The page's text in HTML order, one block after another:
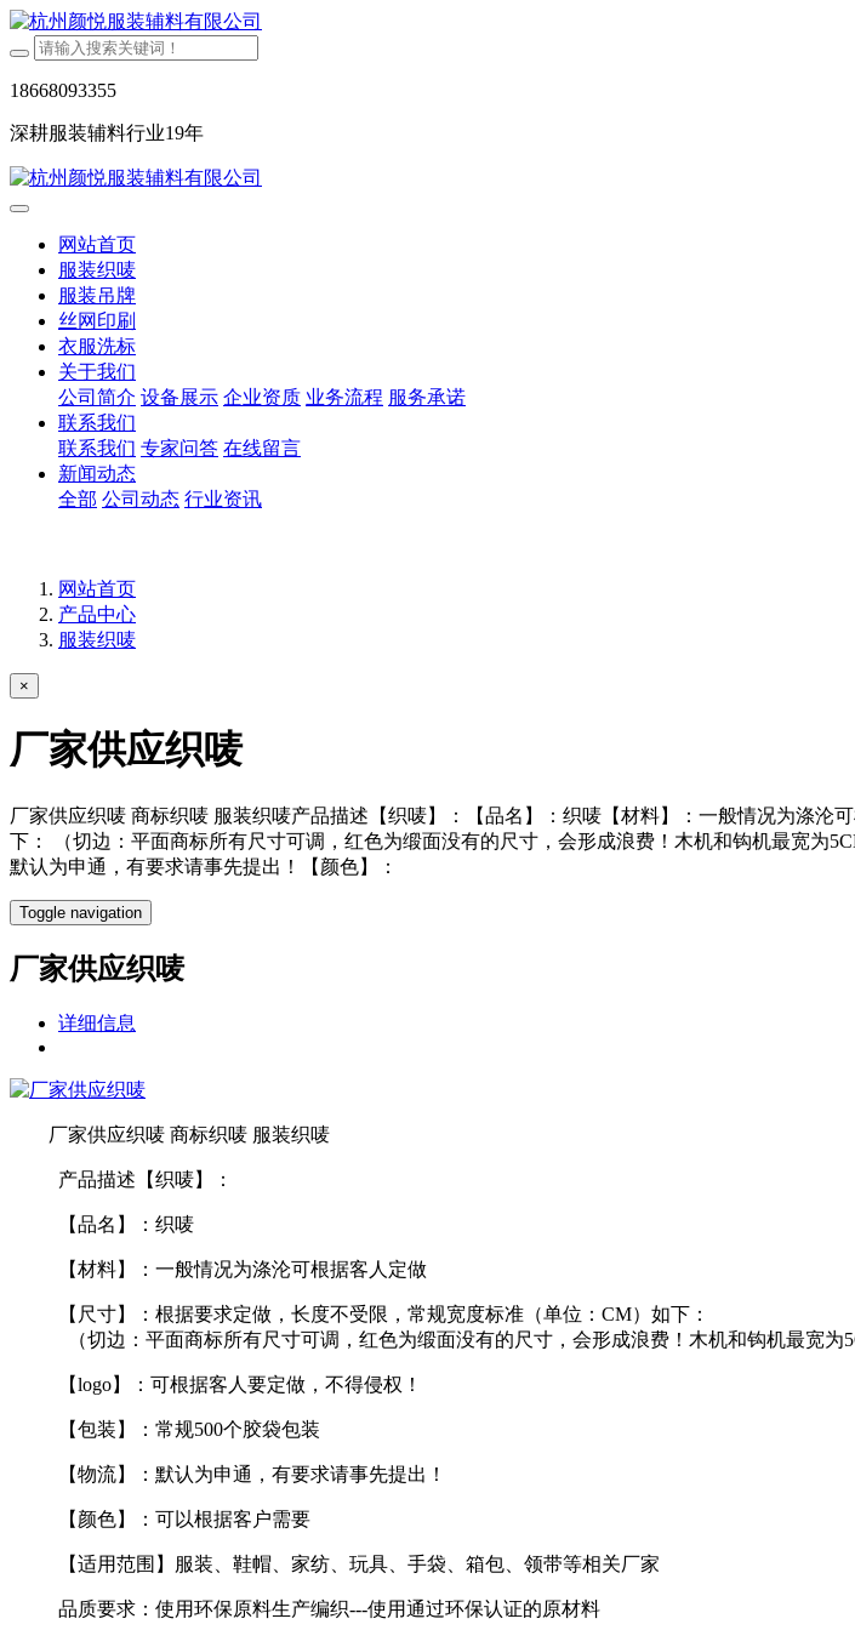
18668093355
深耕服装辅料行业19年
网站首页
服装织唛
服装吊牌
丝网印刷
衣服洗标
关于我们
公司简介 设备展示 企业资质 业务流程 服务承诺
联系我们
联系我们 专家问答 在线留言
新闻动态
全部 公司动态 行业资讯
网站首页
产品中心
服装织唛
×
厂家供应织唛
厂家供应织唛 商标织唛 服装织唛产品描述【织唛】：【品名】：织唛【材料】：一般情况为涤
下： （切边：平面商标所有尺寸可调，红色为缎面没有的尺寸，会形成浪费！木机和钩机最宽为
默认为申通，有要求请事先提出！【颜色】：
Toggle navigation
厂家供应织唛
详细信息
厂家供应织唛 商标织唛 服装织唛
产品描述【织唛】：
【品名】：织唛
【材料】：一般情况为涤沦可根据客人定做
【尺寸】：根据要求定做，长度不受限，常规宽度标准（单位：CM）如下：
（切边：平面商标所有尺寸可调，红色为缎面没有的尺寸，会形成浪费！木机和钩机最宽为
【logo】：可根据客人要定做，不得侵权！
【包装】：常规500个胶袋包装
【物流】：默认为申通，有要求请事先提出！
【颜色】：可以根据客户需要
【适用范围】服装、鞋帽、家纺、玩具、手袋、箱包、领带等相关厂家
品质要求：使用环保原料生产编织---使用通过环保认证的原材料